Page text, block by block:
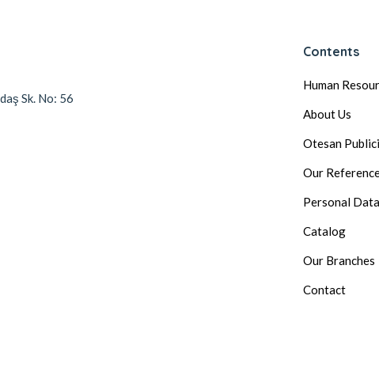
Sk. No: 56
Contents
Human
About Us
Otesan
Our
Personal
Catalog
Our Branches
Contact